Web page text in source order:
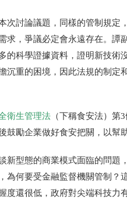
次討論議題，同樣的管制規
求，爭議必定會永遠存在。
的科學證據資料，證明新技
沉重的困境，因此法規的制
衛生管理法 （下稱食安法）
鼓勵企業做好食安把關，以幫
新型態的商業模式面臨的問題
為何要受金融監督機關管制？
度還很低，政府對尖端科技